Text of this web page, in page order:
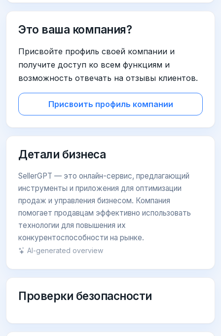
Это ваша компания?
Присвойте профиль своей компании и
получите доступ ко всем функциям и
возможность отвечать на отзывы клиентов.
Присвоить профиль компании
Детали бизнеса
SellerGPT — это онлайн-сервис, предлагающий
инструменты и приложения для оптимизации
продаж и управления бизнесом. Компания
помогает продавцам эффективно использовать
технологии для повышения их
конкурентоспособности на рынке.
AI-generated overview
Проверки безопасности